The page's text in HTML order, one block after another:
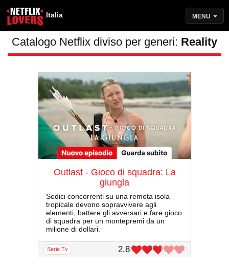
Italia MENU
Catalogo Netflix diviso per generi: Reality
Outlast - Gioco di squadra: La
giungla
Sedici concorrenti su una remota isola
tropicale devono sopravvivere agli
elementi, battere gli avversari e fare gioco
di squadra per un montepremi da un
milione di dollari.
serie Tv 2,8